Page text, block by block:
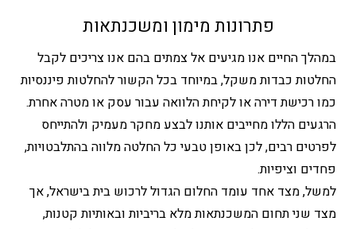
פתרונות מימון ומשכנתאות
במהלך החיים אנו מגיעים אל צמתים בהם אנו צריכים לקבל
החלטות כבדות משקל, במיוחד בכל הקשור להחלטות פיננסיות
כמו רכישת דירה או לקיחת הלוואה עבור עסק או מטרה אחרת.
הרגעים הללו מחייבים אותנו לבצע מחקר מעמיק ולהתייחס
לפרטים רבים, לכן באופן טבעי כל החלטה מלווה בהתלבטויות,
פחדים וציפיות.
למשל, מצד אחד עומד החלום הגדול לרכוש בית בישראל, אך
מצד שני תחום המשכנתאות מלא בריביות ובאותיות קטנות,